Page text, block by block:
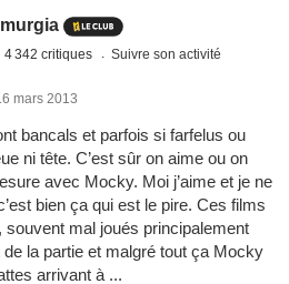
4 342 critiques Suivre son activité
mars 2013
bancals et parfois si farfelus ou
ni tête. C’est sûr on aime ou on
avec Mocky. Moi j’aime et je ne
bien ça qui est le pire. Ces films
mal joués principalement
la partie et malgré tout ça Mocky
arrivant à ...